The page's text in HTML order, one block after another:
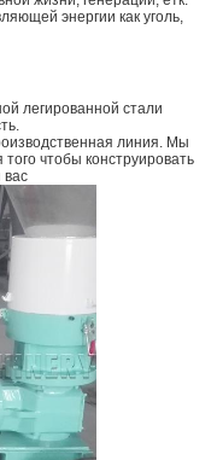
энергии как уголь,
легированной стали
линия. Мы
чтобы конструировать
вас